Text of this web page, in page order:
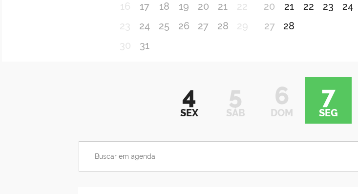
16
17 18 19 20 21
22
23
24 25 26 27 28
29
30
31
20
21 22 23 24
27
28
4
SEX
5
SÁB
6
DOM
7
SEG